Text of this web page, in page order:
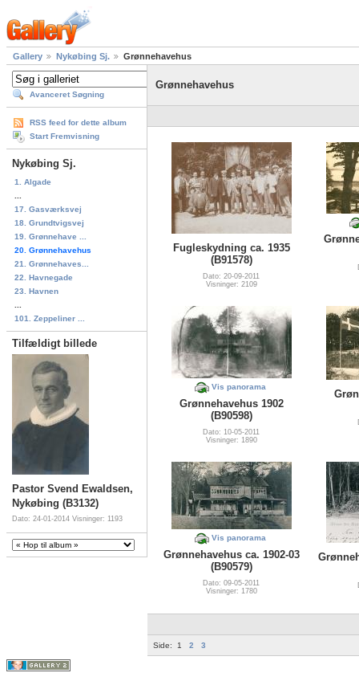
Gallery Nykøbing Sj. Grønnehavehus
Avanceret Søgning
RSS feed for dette album
Start Fremvisning
Nykøbing Sj.
1. Algade
17. Gasværksvej
18. Grundtvigsvej
19. Grønnehave ...
20. Grønnehavehus
21. Grønnehaves...
22. Havnegade
23. Havnen
101. Zeppeliner ...
Tilfældigt billede
Pastor Svend Ewaldsen,
Nykøbing (B3132)
Dato: 24-01-2014 Visninger: 1193
Grønnehavehus
Fugleskydning ca. 1935
(B91578)
Dato: 20-09-2011
Visninger: 2109
Vis panorama
Grønnehavehus 1902
(B90598)
Dato: 10-05-2011
Visninger: 1890
Vis panorama
Grønnehavehus ca. 1902-03
(B90579)
Dato: 09-05-2011
Visninger: 1780
Side: 1 2 3